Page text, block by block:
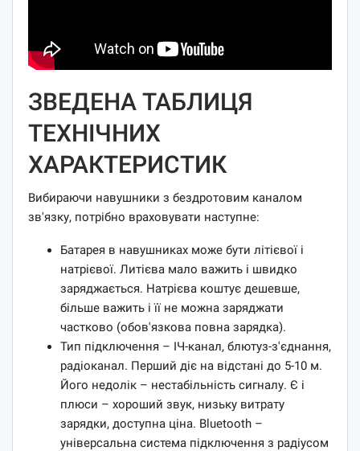
ЗВЕДЕНА ТАБЛИЦЯ
ТЕХНІЧНИХ
ХАРАКТЕРИСТИК
Вибираючи навушники з бездротовим каналом
зв'язку, потрібно враховувати наступне:
Батарея в навушниках може бути літієвої і
натрієвої. Литієва мало важить і швидко
заряджається. Натрієва коштує дешевше,
більше важить і її не можна заряджати
частково (обов'язкова повна зарядка).
Тип підключення – ІЧ-канал, блютуз-з'єднання,
радіоканал. Перший діє на відстані до 5-10 м.
Його недолік – нестабільність сигналу. Є і
плюси – хороший звук, низьку витрату
зарядки, доступна ціна. Bluetooth –
універсальна система підключення з радіусом